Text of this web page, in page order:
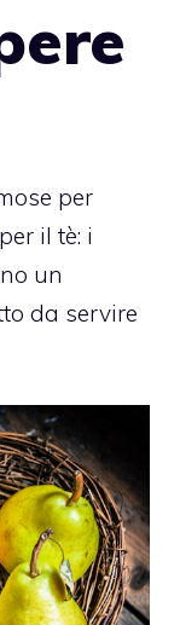
per
il tè: i
un
da servire